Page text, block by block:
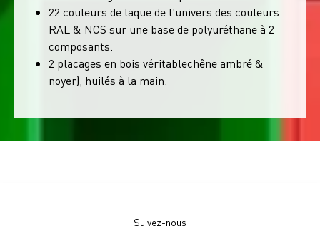
22 couleurs de laque de l'univers des couleurs
RAL & NCS sur une base de polyuréthane à 2
composants.
2 placages en bois véritablechêne ambré &
noyer), huilés à la main.
Suivez-nous